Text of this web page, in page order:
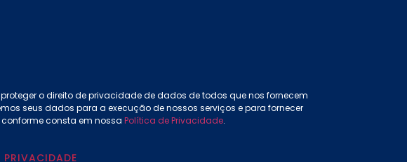
o direito de privacidade de dados de todos que nos fornecem
seus dados para a execução de nossos serviços e para fornecer
consta em nossa Política de Privacidade.